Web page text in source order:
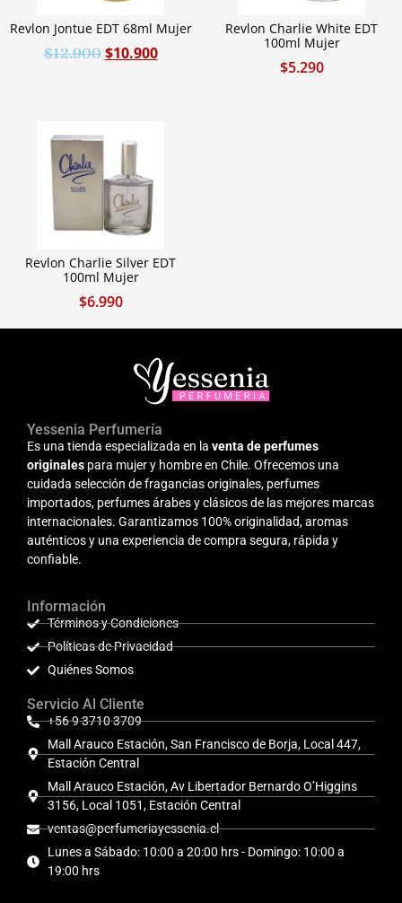
Revlon Jontue EDT 68ml Mujer
$12.900 $10.900
Revlon Charlie White EDT
100ml Mujer
$5.290
Revlon Charlie Silver EDT
100ml Mujer
$6.990
Yessenia Perfumería
Es una tienda especializada en la venta de perfumes
originales para mujer y hombre en Chile. Ofrecemos una
cuidada selección de fragancias originales, perfumes
importados, perfumes árabes y clásicos de las mejores marcas
internacionales. Garantizamos 100% originalidad, aromas
auténticos y una experiencia de compra segura, rápida y
confiable.
Información
Términos y Condiciones
Políticas de Privacidad
Quiénes Somos
Servicio Al Cliente
+56 9 3710 3709
Mall Arauco Estación, San Francisco de Borja, Local 447,
Estación Central
Mall Arauco Estación, Av Libertador Bernardo O’Higgins
3156, Local 1051, Estación Central
ventas@perfumeriayessenia.cl
Lunes a Sábado: 10:00 a 20:00 hrs - Domingo: 10:00 a
19:00 hrs